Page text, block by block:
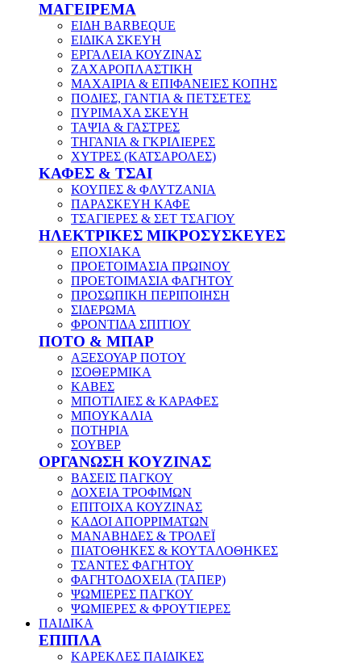
ΜΑΓΕΙΡΕΜΑ
ΕΙΔΗ BARBEQUE
ΕΙΔΙΚΑ ΣΚΕΥΗ
ΕΡΓΑΛΕΙΑ ΚΟΥΖΙΝΑΣ
ΖΑΧΑΡΟΠΛΑΣΤΙΚΗ
ΜΑΧΑΙΡΙΑ & ΕΠΙΦΑΝΕΙΕΣ ΚΟΠΗΣ
ΠΟΔΙΕΣ, ΓΑΝΤΙΑ & ΠΕΤΣΕΤΕΣ
ΠΥΡΙΜΑΧΑ ΣΚΕΥΗ
ΤΑΨΙΑ & ΓΑΣΤΡΕΣ
ΤΗΓΑΝΙΑ & ΓΚΡΙΛΙΕΡΕΣ
ΧΥΤΡΕΣ (ΚΑΤΣΑΡΟΛΕΣ)
ΚΑΦΕΣ & ΤΣΑΙ
ΚΟΥΠΕΣ & ΦΛΥΤΖΑΝΙΑ
ΠΑΡΑΣΚΕΥΗ ΚΑΦΕ
ΤΣΑΓΙΕΡΕΣ & ΣΕΤ ΤΣΑΓΙΟΥ
ΗΛΕΚΤΡΙΚΕΣ ΜΙΚΡΟΣΥΣΚΕΥΕΣ
ΕΠΟΧΙΑΚΑ
ΠΡΟΕΤΟΙΜΑΣΙΑ ΠΡΩΙΝΟΥ
ΠΡΟΕΤΟΙΜΑΣΙΑ ΦΑΓΗΤΟΥ
ΠΡΟΣΩΠΙΚΗ ΠΕΡΙΠΟΙΗΣΗ
ΣΙΔΕΡΩΜΑ
ΦΡΟΝΤΙΔΑ ΣΠΙΤΙΟΥ
ΠΟΤΟ & ΜΠΑΡ
ΑΞΕΣΟΥΑΡ ΠΟΤΟΥ
ΙΣΟΘΕΡΜΙΚΑ
ΚΑΒΕΣ
ΜΠΟΤΙΛΙΕΣ & ΚΑΡΑΦΕΣ
ΜΠΟΥΚΑΛΙΑ
ΠΟΤΗΡΙΑ
ΣΟΥΒΕΡ
ΟΡΓΑΝΩΣΗ ΚΟΥΖΙΝΑΣ
ΒΑΣΕΙΣ ΠΑΓΚΟΥ
ΔΟΧΕΙΑ ΤΡΟΦΙΜΩΝ
ΕΠΙΤΟΙΧΑ ΚΟΥΖΙΝΑΣ
ΚΑΔΟΙ ΑΠΟΡΡΙΜΑΤΩΝ
ΜΑΝΑΒΗΔΕΣ & ΤΡΟΛΕΪ
ΠΙΑΤΟΘΗΚΕΣ & ΚΟΥΤΑΛΟΘΗΚΕΣ
ΤΣΑΝΤΕΣ ΦΑΓΗΤΟΥ
ΦΑΓΗΤΟΔΟΧΕΙΑ (ΤΑΠΕΡ)
ΨΩΜΙΕΡΕΣ ΠΑΓΚΟΥ
ΨΩΜΙΕΡΕΣ & ΦΡΟΥΤΙΕΡΕΣ
ΠΑΙΔΙΚΑ
ΕΠΙΠΛΑ
ΚΑΡΕΚΛΕΣ ΠΑΙΔΙΚΕΣ